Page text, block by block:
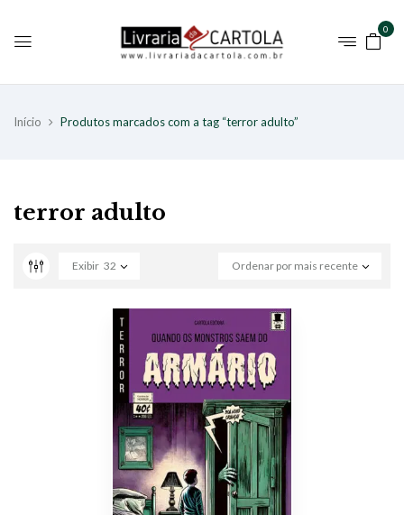
0
Início Produtos marcados com a tag “terror adulto”
terror adulto
Ordenar por mais recente
Exibir 32